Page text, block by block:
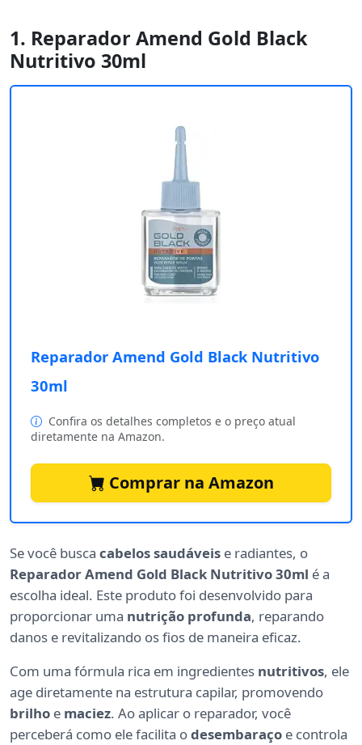
1. Reparador Amend Gold Black
Nutritivo 30ml
Reparador Amend Gold Black Nutritivo
30ml
Confira os detalhes completos e o preço atual
diretamente na Amazon.
Comprar na Amazon
Se você busca cabelos saudáveis e radiantes, o
Reparador Amend Gold Black Nutritivo 30ml é a
escolha ideal. Este produto foi desenvolvido para
proporcionar uma nutrição profunda, reparando
danos e revitalizando os fios de maneira eficaz.
Com uma fórmula rica em ingredientes nutritivos, ele
age diretamente na estrutura capilar, promovendo
brilho e maciez. Ao aplicar o reparador, você
perceberá como ele facilita odesembaraço e controla